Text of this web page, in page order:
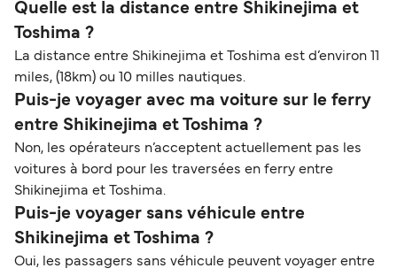
Quelle est la distance entre Shikinejima et
Toshima ?
La distance entre Shikinejima et Toshima est d’environ 11
miles, (18km) ou 10 milles nautiques.
Puis-je voyager avec ma voiture sur le ferry
entre Shikinejima et Toshima ?
Non, les opérateurs n’acceptent actuellement pas les
voitures à bord pour les traversées en ferry entre
Shikinejima et Toshima.
Puis-je voyager sans véhicule entre
Shikinejima et Toshima ?
Oui, les passagers sans véhicule peuvent voyager entre